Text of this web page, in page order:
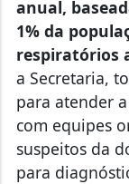
anual,
1% da
respiratórios
a Secretaria,
para atender
com equipes
suspeitos da
para